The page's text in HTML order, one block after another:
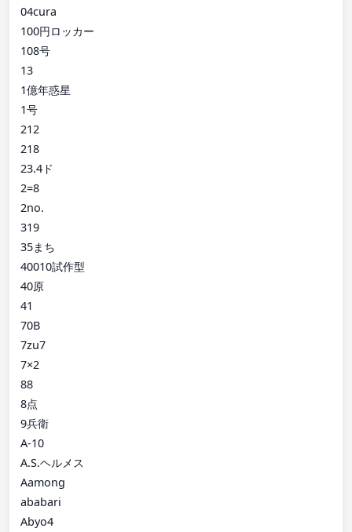
04cura
100円ロッカー
108号
13
1億年惑星
1号
212
218
23.4ド
2=8
2no.
319
35まち
40010試作型
40原
41
70B
7zu7
7×2
88
8点
9兵衛
A-10
A.S.ヘルメス
Aamong
ababari
Abyo4